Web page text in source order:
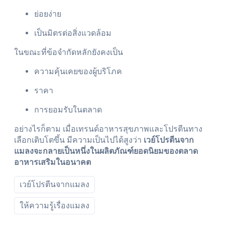
ย่อยง่าย
เป็นมิตรต่อสิ่งแวดล้อม
ในขณะที่ข้อจำกัดหลักยังคงเป็น
ความคุ้นเคยของผู้บริโภค
ราคา
การยอมรับในตลาด
อย่างไรก็ตาม เมื่อเทรนด์อาหารสุขภาพและโปรตีนทาง
เลือกเติบโตขึ้น มีความเป็นไปได้สูงว่า เวย์โปรตีนจาก
แมลงจะกลายเป็นหนึ่งในผลิตภัณฑ์ยอดนิยมของตลาด
อาหารเสริมในอนาคต
เวย์โปรตีนจากแมลง
ให้ความรู้เรื่องแมลง